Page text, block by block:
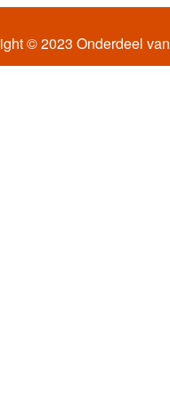
© 2023 Onderdeel van